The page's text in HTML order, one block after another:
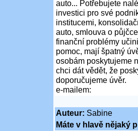
auto... Potřebujete
investici pro své
institucemi,
auto, smlouva o
finanční problémy
pomoc, mají špatný
osobám poskytujeme
chci dát vědět, že
doporučujeme úvěr.
e-mailem:
Auteur: Sabine
Máte v hlavě nějaký